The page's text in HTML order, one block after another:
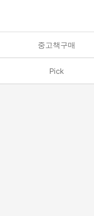
중고책구매
Pick